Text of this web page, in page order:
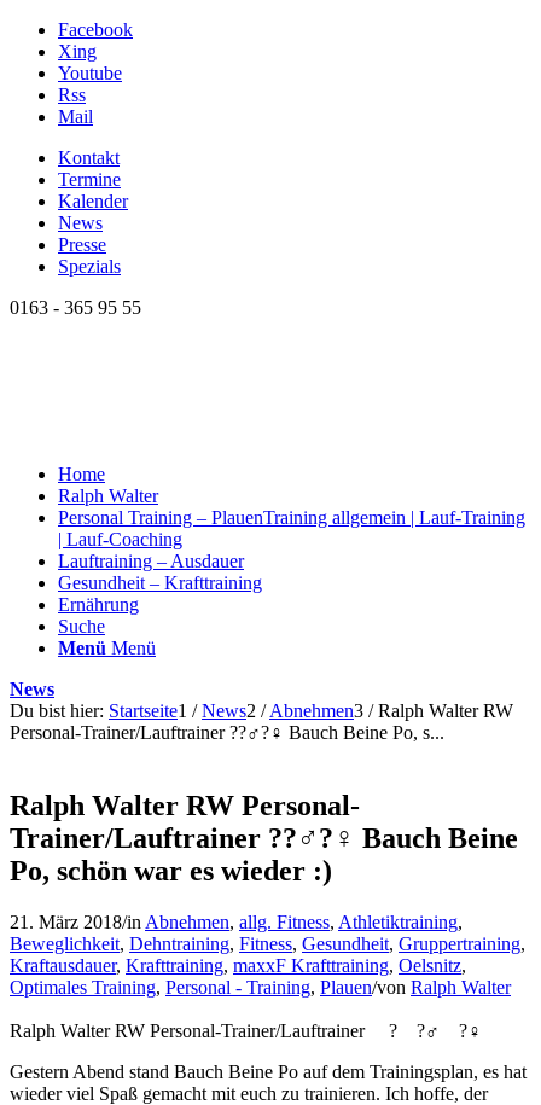
Facebook
Xing
Youtube
Rss
Mail
Kontakt
Termine
Kalender
News
Presse
Spezials
0163 - 365 95 55
Home
Ralph Walter
Personal Training – PlauenTraining allgemein | Lauf-Training
| Lauf-Coaching
Lauftraining – Ausdauer
Gesundheit – Krafttraining
Ernährung
Suche
Menü Menü
News
Du bist hier: Startseite1 / News2 / Abnehmen3 / Ralph Walter RW
Personal-Trainer/Lauftrainer ??‍♂️?‍♀️ Bauch Beine Po, s...
Ralph Walter RW Personal-
Trainer/Lauftrainer ??‍♂️?‍♀️ Bauch Beine
Po, schön war es wieder :)
21. März 2018/in Abnehmen, allg. Fitness, Athletiktraining,
Beweglichkeit, Dehntraining, Fitness, Gesundheit, Gruppertraining,
Kraftausdauer, Krafttraining, maxxF Krafttraining, Oelsnitz,
Optimales Training, Personal - Training, Plauen/von Ralph Walter
Ralph Walter RW Personal-Trainer/Lauftrainer ? ?‍♂️
?‍♀️
Gestern Abend stand Bauch Beine Po auf dem Trainingsplan, es hat
wieder viel Spaß gemacht mit euch zu trainieren. Ich hoffe, der